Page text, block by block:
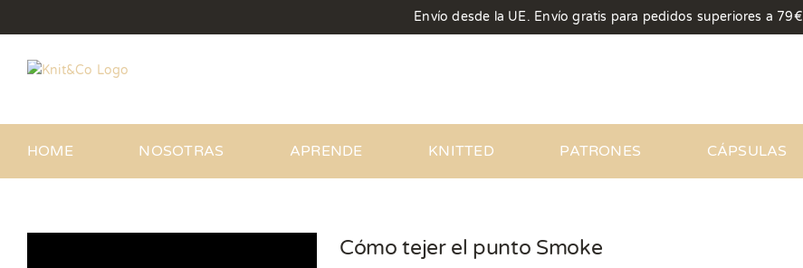
al
Envío desde la UE. Envío gratis para pedidos superiores a 79€
HOME NOSOTRAS APRENDE KNITTED PATRONES CÁPSULAS
Cómo tejer el punto Smoke